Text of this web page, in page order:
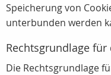
Speicherung von
unterbunden werden
Rechtsgrundlage
Die Rechtsgrundlage